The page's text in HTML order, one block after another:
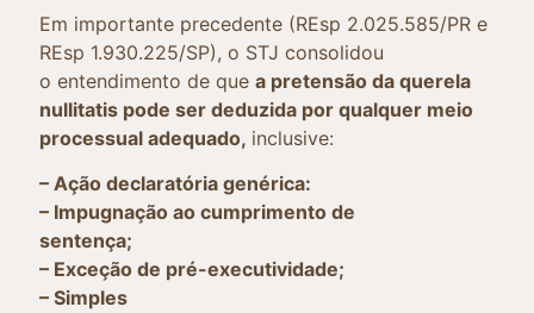
Em importante precedente (REsp 2.025.585/PR e
REsp 1.930.225/SP), o STJ consolidou
o entendimento de que a pretensão da querela
nullitatis pode ser deduzida por qualquer meio
processual adequado, inclusive:
– Ação declaratória genérica:
– Impugnação ao cumprimento de
sentença;
– Exceção de pré-executividade;
– Simples